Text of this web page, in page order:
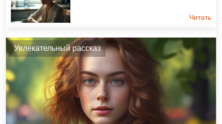
Читать
Увлекательный рассказ